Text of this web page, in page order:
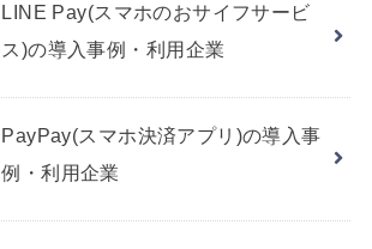
LINE Pay(スマホのおサイフサービ
ス)の導入事例・利用企業
PayPay(スマホ決済アプリ)の導入事
例・利用企業